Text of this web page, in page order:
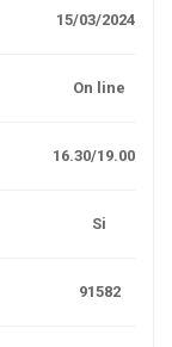
15/03/2024
On line
16.30/19.00
Si
91582